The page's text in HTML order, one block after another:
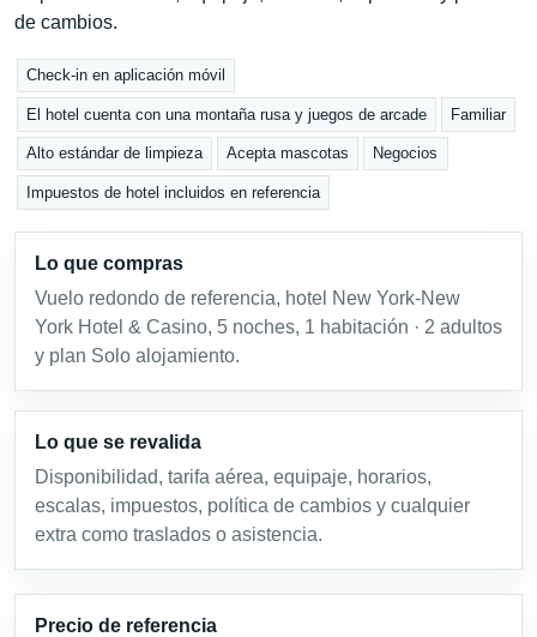
de cambios.
Check-in en aplicación móvil
El hotel cuenta con una montaña rusa y juegos de arcade Familiar
Alto estándar de limpieza Acepta mascotas Negocios
Impuestos de hotel incluidos en referencia
Lo que compras
Vuelo redondo de referencia, hotel New York-New
York Hotel & Casino, 5 noches, 1 habitación · 2 adultos
y plan Solo alojamiento.
Lo que se revalida
Disponibilidad, tarifa aérea, equipaje, horarios,
escalas, impuestos, política de cambios y cualquier
extra como traslados o asistencia.
Precio de referencia